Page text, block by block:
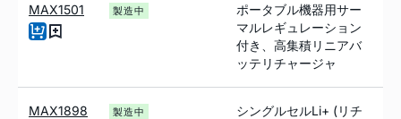
MAX1501 製造中
ポータブル機器用サー
マルレギュレーション
付き、高集積リニアバ
ッテリチャージャ
MAX1898 製造中
シングルセルLi+ (リチ